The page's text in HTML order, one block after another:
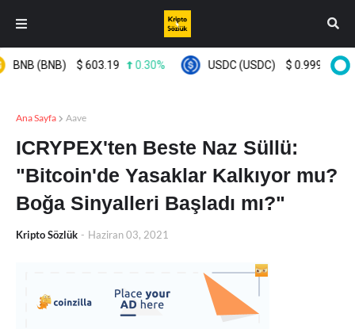
(BNB) $603.19 0.30% USDC (USDC) $0.999661
Ana Sayfa Aave
ICRYPEX'ten Beste Naz Süllü:
"Bitcoin'de Yasaklar Kalkıyor mu?
Boğa Sinyalleri Başladı mı?"
Kripto Sözlük - Haziran 03, 2021